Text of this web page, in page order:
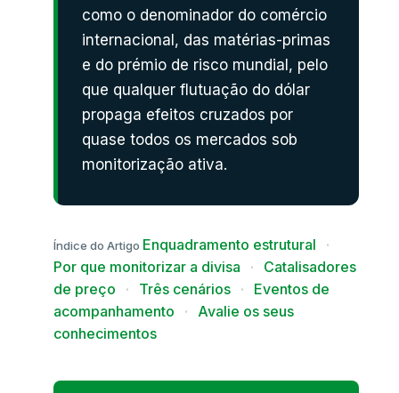
como o denominador do comércio
internacional, das matérias-primas
e do prémio de risco mundial, pelo
que qualquer flutuação do dólar
propaga efeitos cruzados por
quase todos os mercados sob
monitorização ativa.
Índice do Artigo Enquadramento estrutural
·
Por que monitorizar a divisa
·
Catalisadores
de preço
· Três cenários ·
Eventos de
acompanhamento
·
Avalie os seus
conhecimentos